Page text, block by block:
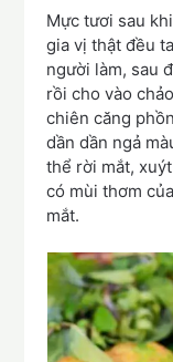
Mực tươi sau
gia vị thật đều
người làm, sau
rồi cho vào
chiên căng
dần dần ngả
thể rời mắt,
có mùi thơm
mắt.